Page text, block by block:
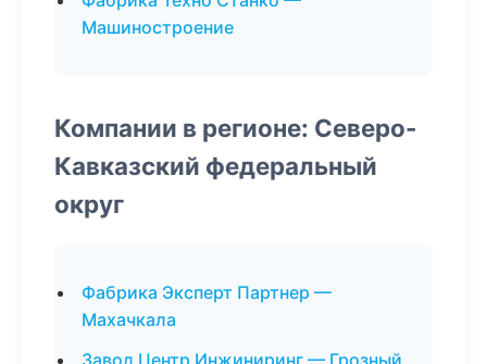
Машиностроение
Компании в регионе: Северо-
Кавказский федеральный
округ
Фабрика Эксперт Партнер —
Махачкала
Завод Центр Инжиниринг — Грозный